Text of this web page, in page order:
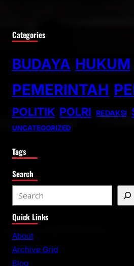
Categories
BUDAYA HUKUM
PEMERINTAH
POLITIK POLRI REDAKSI
UNCATEGORIZED
Tags
Search
e
a
r
Quick Links
About
Archive Grid
Blog